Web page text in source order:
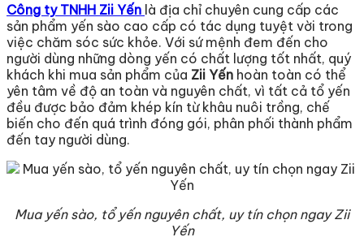
Công ty TNHH Zii Yến là địa chỉ chuyên cung cấp các
sản phẩm yến sào cao cấp có tác dụng tuyệt vời trong
việc chăm sóc sức khỏe. Với sứ mệnh đem đến cho
người dùng những dòng yến có chất lượng tốt nhất, quý
khách khi mua sản phẩm của Zii Yến hoàn toàn có thể
yên tâm về độ an toàn và nguyên chất, vì tất cả tổ yến
đều được bảo đảm khép kín từ khâu nuôi trồng, chế
biến cho đến quá trình đóng gói, phân phối thành phẩm
đến tay người dùng.
Mua yến sào, tổ yến nguyên chất, uy tín chọn ngay Zii
Yến